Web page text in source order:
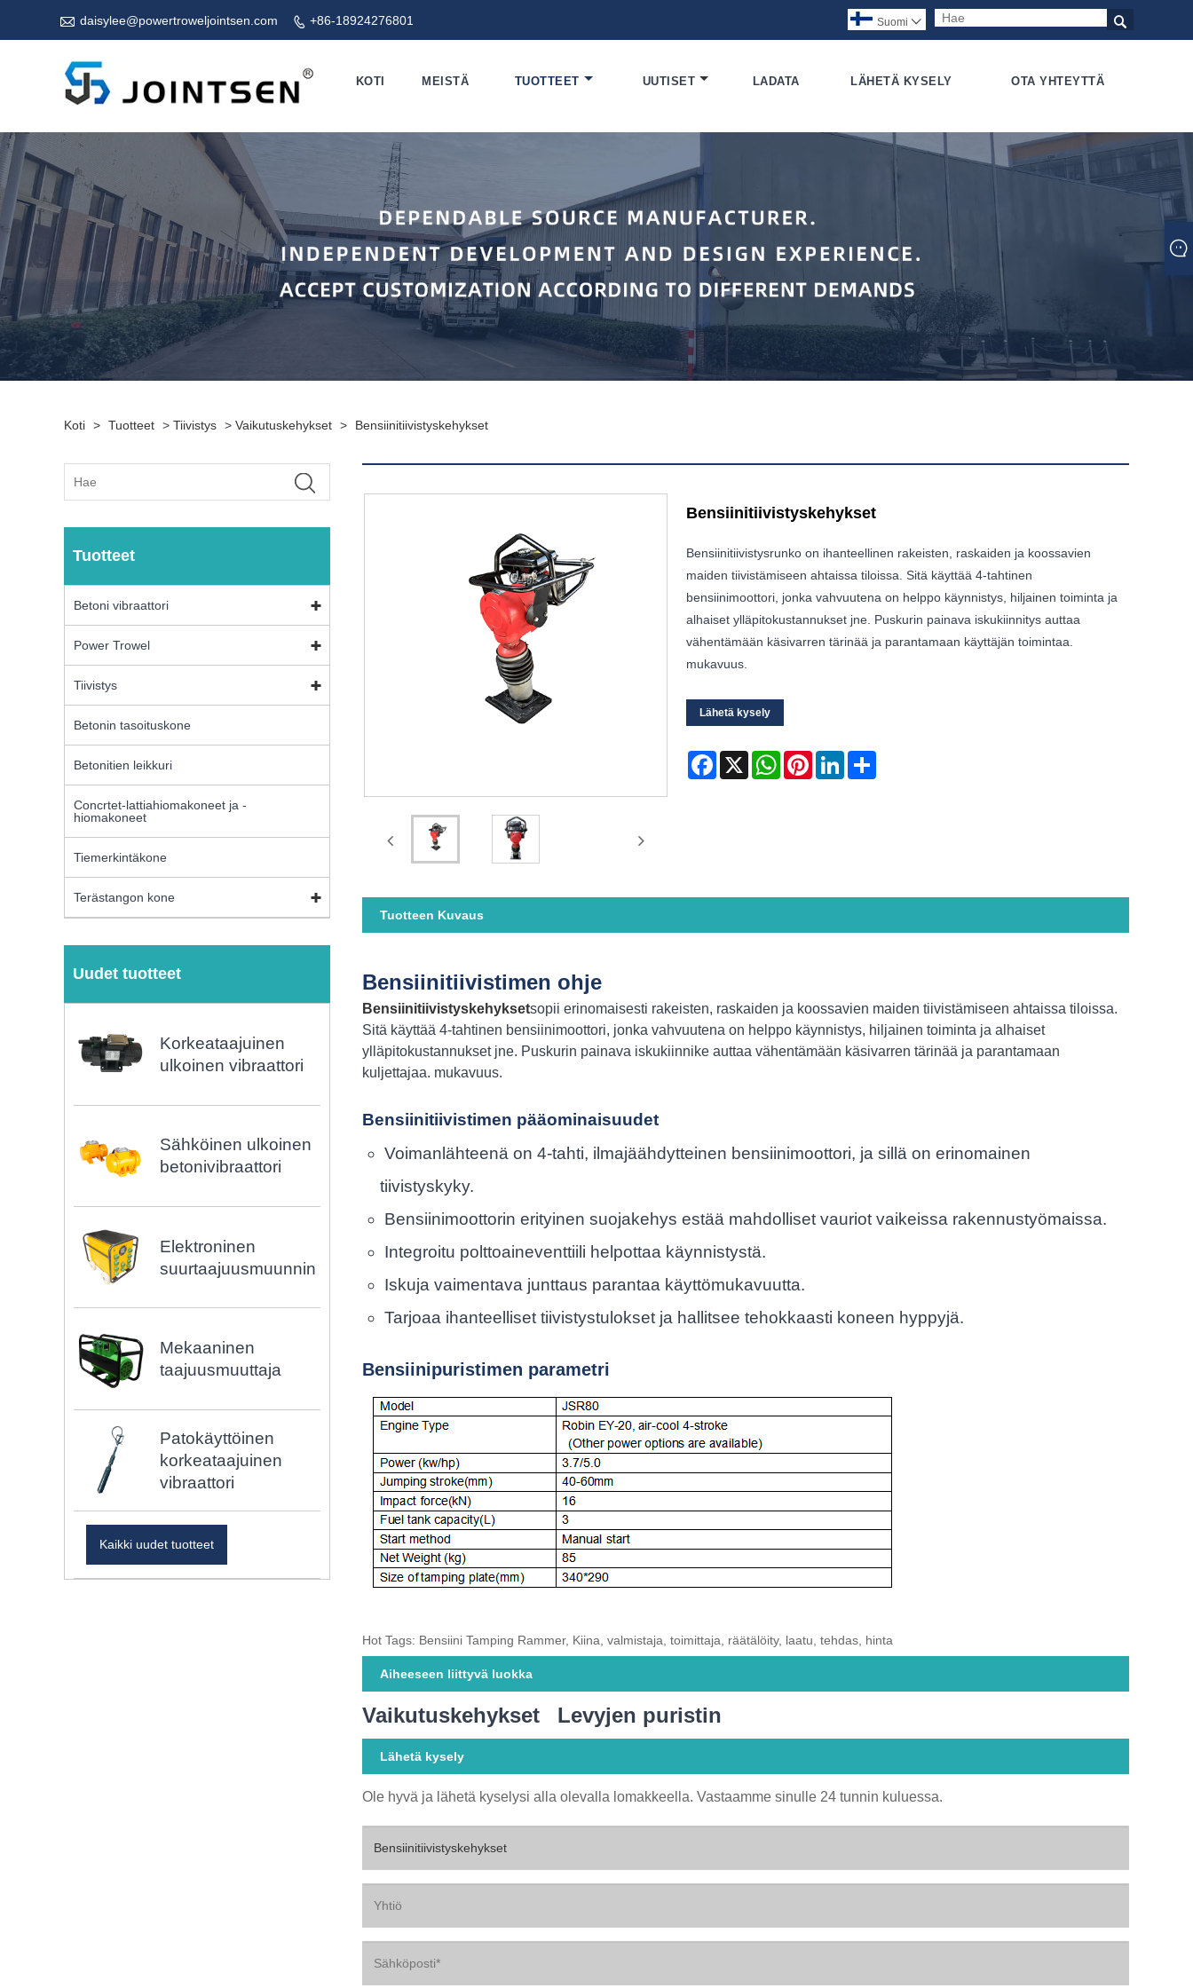
 daisylee@powertroweljointsen.com  +86-18924276801 
Suomi 
KOTI MEISTÄ TUOTTEET UUTISET LADATA LÄHETÄ KYSELY OTA YHTEYTTÄ
Koti > Tuotteet > Tiivistys > Vaikutuskehykset > Bensiinitiivistyskehykset
Tuotteet
Betoni vibraattori
Power Trowel
Tiivistys
Betonin tasoituskone
Betonitien leikkuri
Concrtet-lattiahiomakoneet ja -
hiomakoneet
Tiemerkintäkone
Terästangon kone
Uudet tuotteet
Korkeataajuinen
ulkoinen vibraattori
Sähköinen ulkoinen
betonivibraattori
Elektroninen
suurtaajuusmuunnin
Mekaaninen
taajuusmuuttaja
Patokäyttöinen
korkeataajuinen
vibraattori
Kaikki uudet tuotteet
Bensiinitiivistyskehykset
Bensiinitiivistysrunko on ihanteellinen rakeisten, raskaiden ja koossavien
maiden tiivistämiseen ahtaissa tiloissa. Sitä käyttää 4-tahtinen
bensiinimoottori, jonka vahvuutena on helppo käynnistys, hiljainen toiminta ja
alhaiset ylläpitokustannukset jne. Puskurin painava iskukiinnitys auttaa
vähentämään käsivarren tärinää ja parantamaan käyttäjän toimintaa.
mukavuus.
Lähetä kysely
Facebook
X WhatsAppPinterestLinkedInShare
Tuotteen Kuvaus
Bensiinitiivistimen ohje
Bensiinitiivistyskehyksetsopii erinomaisesti rakeisten, raskaiden ja koossavien maiden tiivistämiseen ahtaissa tiloissa.
Sitä käyttää 4-tahtinen bensiinimoottori, jonka vahvuutena on helppo käynnistys, hiljainen toiminta ja alhaiset
ylläpitokustannukset jne. Puskurin painava iskukiinnike auttaa vähentämään käsivarren tärinää ja parantamaan
kuljettajaa. mukavuus.
Bensiinitiivistimen pääominaisuudet
Voimanlähteenä on 4-tahti, ilmajäähdytteinen bensiinimoottori, ja sillä on erinomainen
tiivistyskyky.
Bensiinimoottorin erityinen suojakehys estää mahdolliset vauriot vaikeissa rakennustyömaissa.
Integroitu polttoaineventtiili helpottaa käynnistystä.
Iskuja vaimentava junttaus parantaa käyttömukavuutta.
Tarjoaa ihanteelliset tiivistystulokset ja hallitsee tehokkaasti koneen hyppyjä.
Bensiinipuristimen parametri
Hot Tags: Bensiini Tamping Rammer, Kiina, valmistaja, toimittaja, räätälöity, laatu, tehdas, hinta
Aiheeseen liittyvä luokka
Vaikutuskehykset Levyjen puristin
Lähetä kysely
Ole hyvä ja lähetä kyselysi alla olevalla lomakkeella. Vastaamme sinulle 24 tunnin kuluessa.